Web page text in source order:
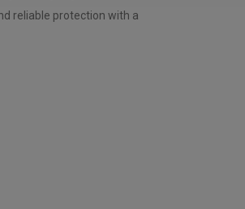
reliable protection with a